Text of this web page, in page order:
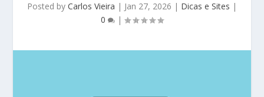
Posted by Carlos Vieira | Jan 27, 2026 | Dicas e Sites |
0
|